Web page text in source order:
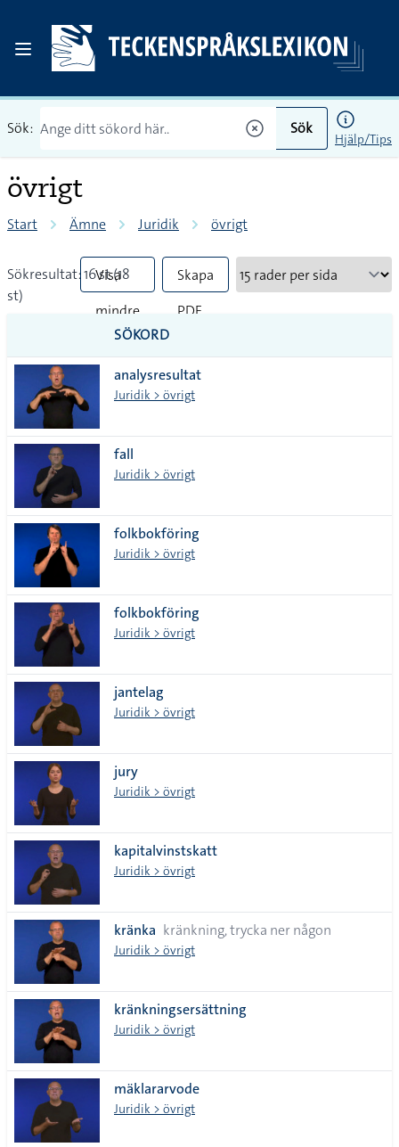
Sök: Sök
Hjälp/Tips
övrigt
Start Ämne Juridik övrigt
Sökresultat: 16 st (18
st)
Visa
mindre
tecken
Skapa
PDF
SÖKORD
analysresultat
Juridik > övrigt
fall
Juridik > övrigt
folkbokföring
Juridik > övrigt
folkbokföring
Juridik > övrigt
jantelag
Juridik > övrigt
jury
Juridik > övrigt
kapitalvinstskatt
Juridik > övrigt
kränka kränkning, trycka ner någon
Juridik > övrigt
kränkningsersättning
Juridik > övrigt
mäklararvode
Juridik > övrigt